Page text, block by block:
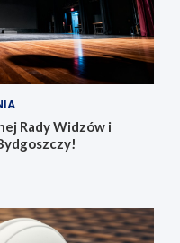
Rady Widzów i